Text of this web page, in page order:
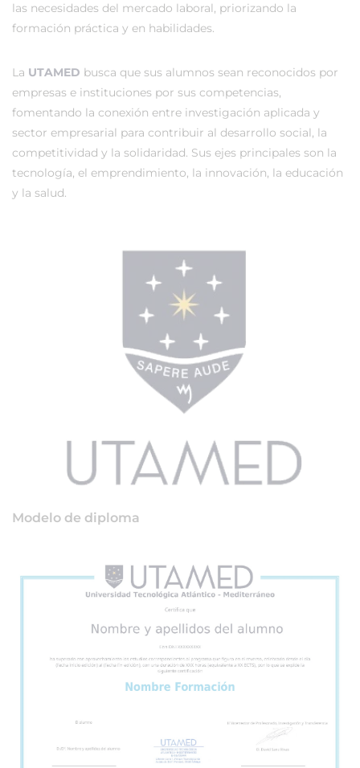
las necesidades del mercado laboral, priorizando la
formación práctica y en habilidades.
La UTAMED busca que sus alumnos sean reconocidos por
empresas e instituciones por sus competencias,
fomentando la conexión entre investigación aplicada y
sector empresarial para contribuir al desarrollo social, la
competitividad y la solidaridad. Sus ejes principales son la
tecnología, el emprendimiento, la innovación, la educación
y la salud.
Modelo de diploma